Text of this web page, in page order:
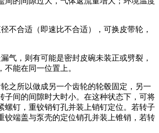
不合适（即速比不合适），可换皮带轮，
气，则有可能是密封皮碗未装正或劈裂，
能在同一位置上。
之所以做成另一个齿轮的轮毂固定，另一
子间的间隙时大时小。在这种状态下，可将
钉，重铰销钉孔并装上销钉定位。若转子
铰端盖与泵壳的定位销孔并装上锥销，若转